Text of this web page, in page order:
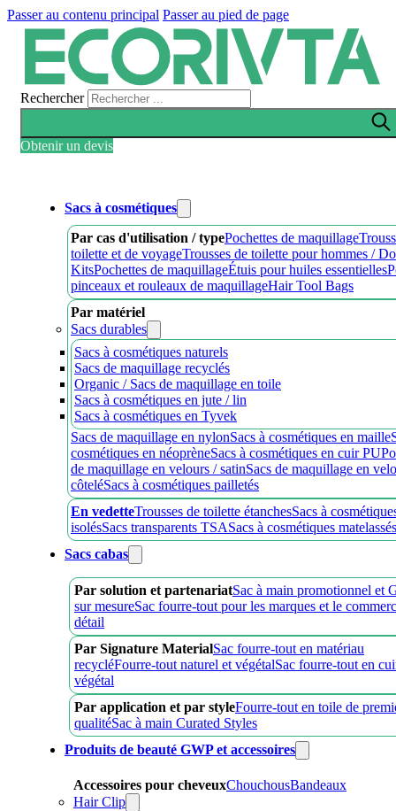
Passer au contenu principal Passer au pied de page
Rechercher
Obtenir un devis
Sacs à cosmétiques
Par cas d'utilisation / typePochettes de maquillage
toilette et de voyageTrousses de toilette pour hommes /
KitsPochettes de maquillageÉtuis pour huiles essentielles
pinceaux et rouleaux de maquillageHair Tool Bags
Par matériel
Sacs durables
Sacs à cosmétiques naturels
Sacs de maquillage recyclés
Organic / Sacs de maquillage en toile
Sacs à cosmétiques en jute / lin
Sacs à cosmétiques en Tyvek
Sacs de maquillage en nylonSacs à cosmétiques en maille
cosmétiques en néoprèneSacs à cosmétiques en cuir PU
de maquillage en velours / satinSacs de maquillage en
côteléSacs à cosmétiques pailletés
En vedetteTrousses de toilette étanchesSacs à
isolésSacs transparents TSASacs à cosmétiques matelassés
Sacs cabas
Par solution et partenariatSac à main promotionnel et
sur mesureSac fourre-tout pour les marques et le
détail
Par Signature MaterialSac fourre-tout en matériau
recycléFourre-tout naturel et végétalSac fourre-tout en
végétal
Par application et par styleFourre-tout en toile de
qualitéSac à main Curated Styles
Produits de beauté GWP et accessoires
Accessoires pour cheveuxChouchousBandeaux
Hair Clip